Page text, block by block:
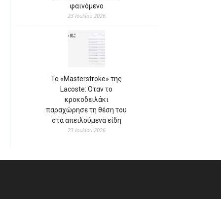
φαινόμενο
23 Ιουλίου 2026
Το «Masterstroke» της
Lacoste: Όταν το
κροκοδειλάκι
παραχώρησε τη θέση του
στα απειλούμενα είδη
23 Ιουλίου 2026